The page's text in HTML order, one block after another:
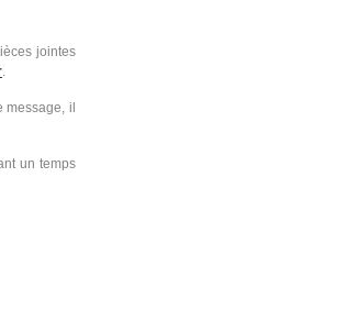
jointes
.
il
un temps